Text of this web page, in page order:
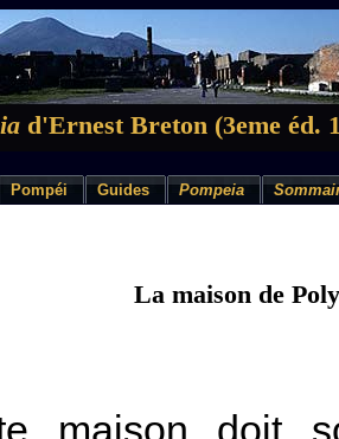
d'Ernest Breton (3eme éd.
Pompéi Guides Pompeia
La maison de
maison doit